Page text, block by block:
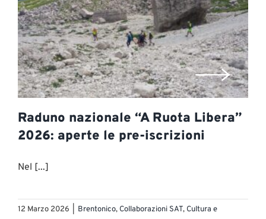
Raduno nazionale “A Ruota Libera”
2026: aperte le pre-iscrizioni
Nel [...]
12 Marzo 2026 Brentonico, Collaborazioni SAT, Cultura e